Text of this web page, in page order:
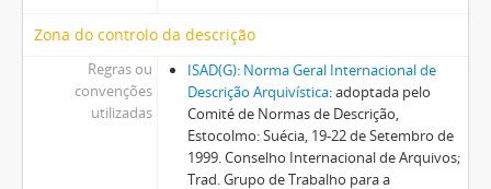
Zona do controlo da descrição
Regras ou
convenções
utilizadas
ISAD(G): Norma Geral Internacional de
Descrição Arquivística: adoptada pelo
Comité de Normas de Descrição,
Estocolmo: Suécia, 19-22 de Setembro de
1999. Conselho Internacional de Arquivos;
Trad. Grupo de Trabalho para a